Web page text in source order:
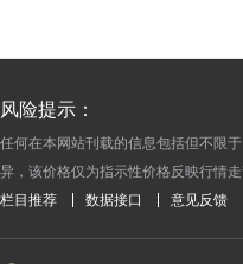
风险提示：
任何在本网站刊载的信息包括但不限
异，该价格仅为指示性价格反映行情
栏目推荐 数据接口 意见反馈